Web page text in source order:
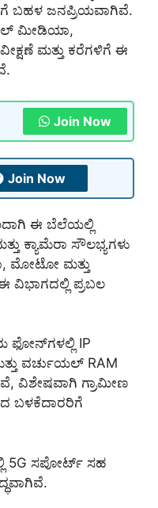
ಬಹಳ ಜನಪ್ರಿಯವಾಗಿವೆ.
ಮೀಡಿಯಾ,
ಮತ್ತು ಕರೆಗಳಿಗೆ ಈ
Join Now
Join Now
ಈ ಬೆಲೆಯಲ್ಲಿ
ಕ್ಯಾಮೆರಾ ಸೌಲಭ್ಯಗಳು
ಮೋಟೋ ಮತ್ತು
ವಿಭಾಗದಲ್ಲಿ ಪ್ರಬಲ
ಫೋನ್‌ಗಳಲ್ಲಿ IP
ವರ್ಚುಯಲ್ RAM
ವಿಶೇಷವಾಗಿ ಗ್ರಾಮೀಣ
ಬಳಕೆದಾರರಿಗೆ
5G ಸಪೋರ್ಟ್ ಸಹ